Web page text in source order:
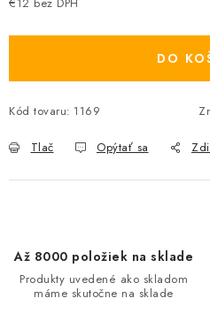
DO
Kód tovaru: 1169
Tlač Opýtať sa
Až 8000 položiek na sklade
Produkty uvedené ako skladom
máme skutočne na sklade